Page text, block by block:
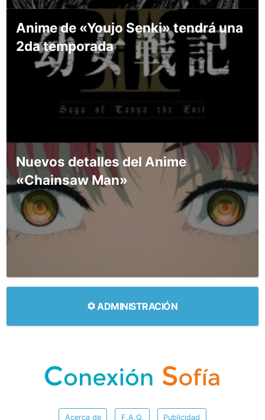
Anime de «Youjo Senki» tendrá una
2da temporada
Nuevos detalles del Anime
«Chainsaw Man»
ADMINISTRACIÓN
Acerca de F.A.Q. Publicidad